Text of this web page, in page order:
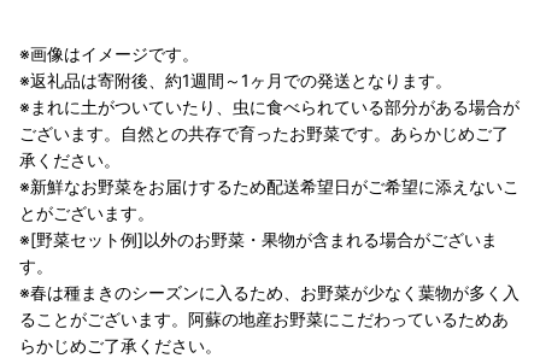
※画像はイメージです。
※返礼品は寄附後、約1週間～1ヶ月での発送となります。
※まれに土がついていたり、虫に食べられている部分がある場合が
ございます。自然との共存で育ったお野菜です。あらかじめご了
承ください。
※新鮮なお野菜をお届けするため配送希望日がご希望に添えないこ
とがございます。
※[野菜セット例]以外のお野菜・果物が含まれる場合がございま
す。
※春は種まきのシーズンに入るため、お野菜が少なく葉物が多く入
ることがございます。阿蘇の地産お野菜にこだわっているためあ
らかじめご了承ください。